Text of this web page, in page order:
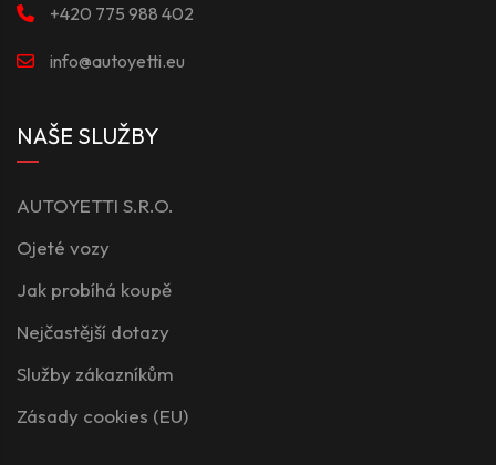
+420 775 988 402
info@autoyetti.eu
NAŠE SLUŽBY
AUTOYETTI S.R.O.
Ojeté vozy
Jak probíhá koupě
Nejčastější dotazy
Služby zákazníkům
Zásady cookies (EU)